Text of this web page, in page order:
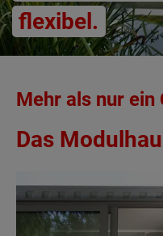
flexibel.
Mehr als nur ein
Das